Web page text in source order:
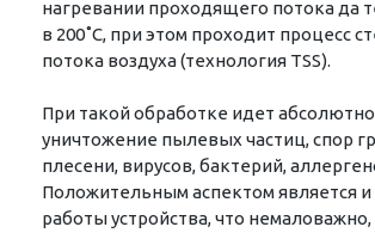
нагревании проходящего потока да
в 200˚С, при этом проходит процесс
потока воздуха (технология TSS).
При такой обработке идет
уничтожение пылевых частиц, спор
плесени, вирусов, бактерий,
Положительным аспектом является
работы устройства, что немаловажно,